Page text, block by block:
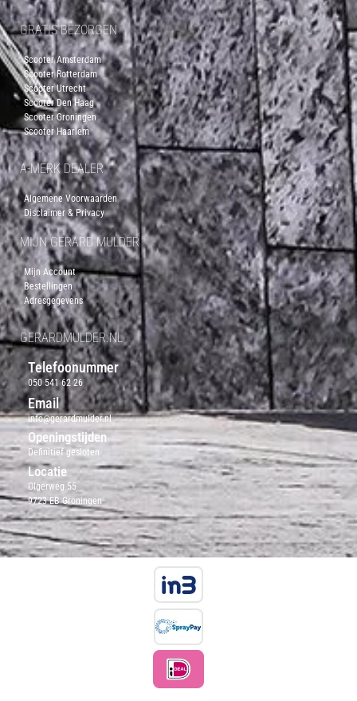
GRATIS BEZORGEN
Scooter Amsterdam
Scooter Rotterdam
Scooter Utrecht
Scooter Den Haag
Scooter Groningen
Scooter Haarlem
A-MERK DEALER
Algemene Voorwaarden
Disclaimer & Privacy
MIJN GERARD MULDER
Mijn Account
Bestellingen
Adresgegevens
GERARDMULDER.NL
Telefoonummer
050 541 62 26
Email
info@gerardmulder.nl
Openingstijden
Definitief gesloten
Locatie
Olgerweg 55
9723 EB Groningen